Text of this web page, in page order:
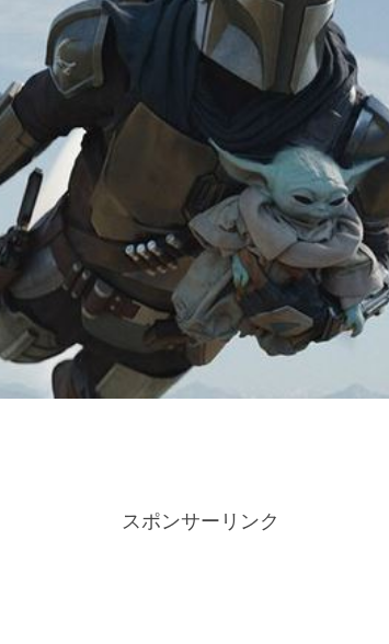
スポンサーリンク